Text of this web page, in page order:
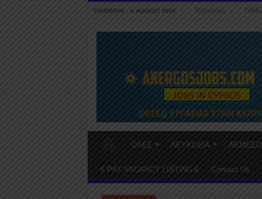
THURSDAY , 6 AUGUST 2026 Τελευταίες
ΟΛΕΣ ΛΕΥΚΩΣΙΑ
€ PAY VACANCY LISTING € Contact Us